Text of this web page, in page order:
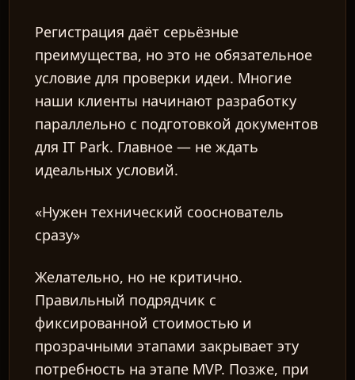
Регистрация даёт серьёзные
преимущества, но это не обязательное
условие для проверки идеи. Многие
наши клиенты начинают разработку
параллельно с подготовкой документов
для IT Park. Главное — не ждать
идеальных условий.
«Нужен технический сооснователь
сразу»
Желательно, но не критично.
Правильный подрядчик с
фиксированной стоимостью и
прозрачными этапами закрывает эту
потребность на этапе MVP. Позже, при